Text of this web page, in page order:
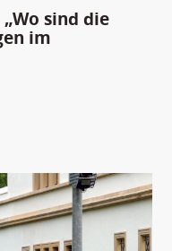
sind die
im